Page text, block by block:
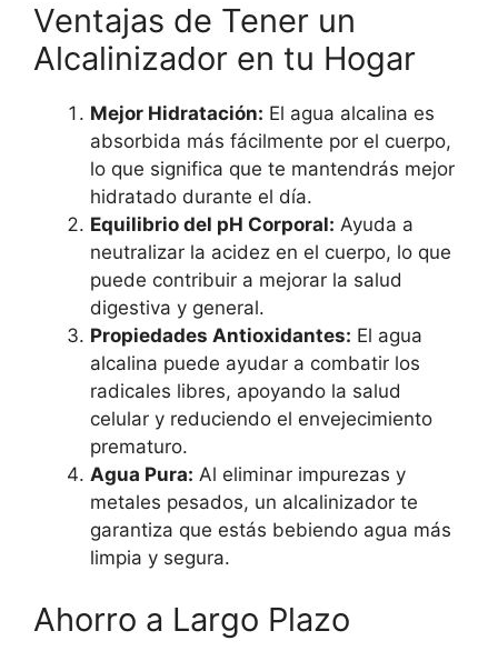
Ventajas de Tener un
Alcalinizador en tu Hogar
Mejor Hidratación: El agua alcalina es
absorbida más fácilmente por el cuerpo,
lo que significa que te mantendrás mejor
hidratado durante el día.
Equilibrio del pH Corporal: Ayuda a
neutralizar la acidez en el cuerpo, lo que
puede contribuir a mejorar la salud
digestiva y general.
Propiedades Antioxidantes: El agua
alcalina puede ayudar a combatir los
radicales libres, apoyando la salud
celular y reduciendo el envejecimiento
prematuro.
Agua Pura: Al eliminar impurezas y
metales pesados, un alcalinizador te
garantiza que estás bebiendo agua más
limpia y segura.
Ahorro a Largo Plazo